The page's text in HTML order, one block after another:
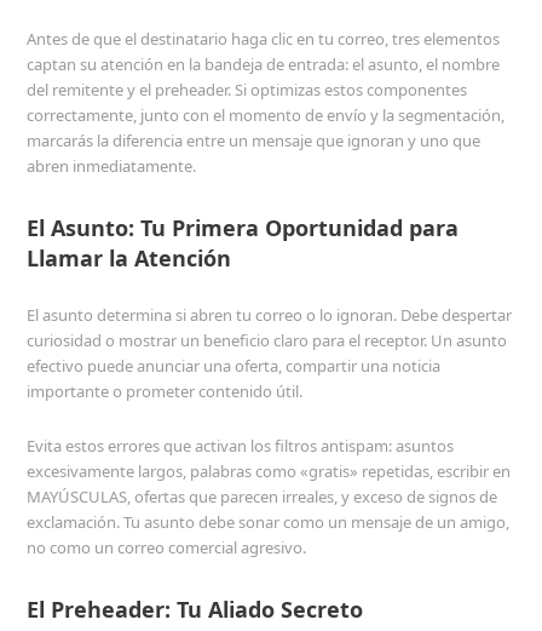
Antes de que el destinatario haga clic en tu correo, tres elementos
captan su atención en la bandeja de entrada: el asunto, el nombre
del remitente y el preheader. Si optimizas estos componentes
correctamente, junto con el momento de envío y la segmentación,
marcarás la diferencia entre un mensaje que ignoran y uno que
abren inmediatamente.
El Asunto: Tu Primera Oportunidad para
Llamar la Atención
El asunto determina si abren tu correo o lo ignoran. Debe despertar
curiosidad o mostrar un beneficio claro para el receptor. Un asunto
efectivo puede anunciar una oferta, compartir una noticia
importante o prometer contenido útil.
Evita estos errores que activan los filtros antispam: asuntos
excesivamente largos, palabras como «gratis» repetidas, escribir en
MAYÚSCULAS, ofertas que parecen irreales, y exceso de signos de
exclamación. Tu asunto debe sonar como un mensaje de un amigo,
no como un correo comercial agresivo.
El Preheader: Tu Aliado Secreto